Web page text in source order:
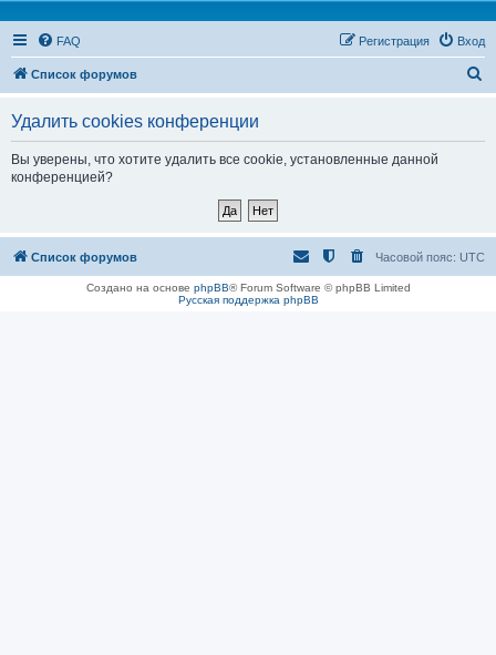
FAQ Вход
Регистрация
Список форумов
Удалить cookies конференции
Вы уверены, что хотите удалить все cookie, установленные данной
конференцией?
Список форумов Часовой пояс: UTC
Создано на основе phpBB® Forum Software © phpBB Limited
Русская поддержка phpBB